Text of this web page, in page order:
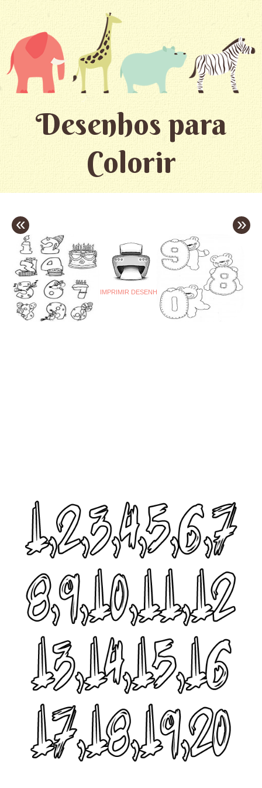
Desenhos para
Colorir
«
IMPRIMIR DESENHO
»